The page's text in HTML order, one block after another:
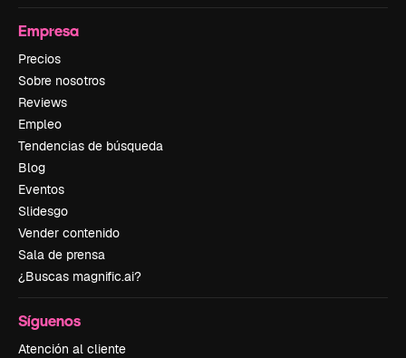
Empresa
Precios
Sobre nosotros
Reviews
Empleo
Tendencias de búsqueda
Blog
Eventos
Slidesgo
Vender contenido
Sala de prensa
¿Buscas magnific.ai?
Síguenos
Atención al cliente